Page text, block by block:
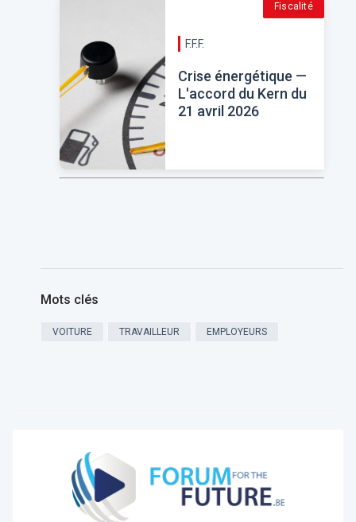
Fiscalité
F.F.F.
Crise énergétique —
L'accord du Kern du
21 avril 2026
Mots clés
VOITURE TRAVAILLEUR EMPLOYEURS